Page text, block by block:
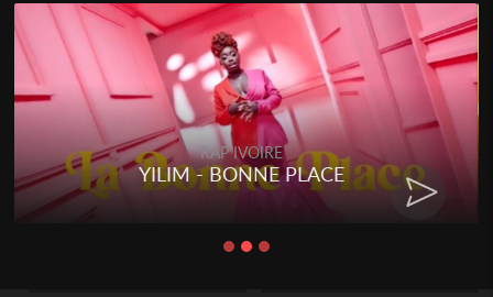
RAP IVOIRE
YILIM - BONNE PLACE